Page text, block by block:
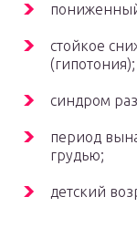
стойкое
(гипотония);
синдром
период
грудью;
детский